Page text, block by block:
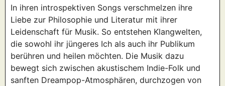
In ihren introspektiven Songs verschmelzen ihre
Liebe zur Philosophie und Literatur mit ihrer
Leidenschaft für Musik. So entstehen Klangwelten,
die sowohl ihr jüngeres Ich als auch ihr Publikum
berühren und heilen möchten. Die Musik dazu
bewegt sich zwischen akustischem Indie-Folk und
sanften Dreampop-Atmosphären, durchzogen von